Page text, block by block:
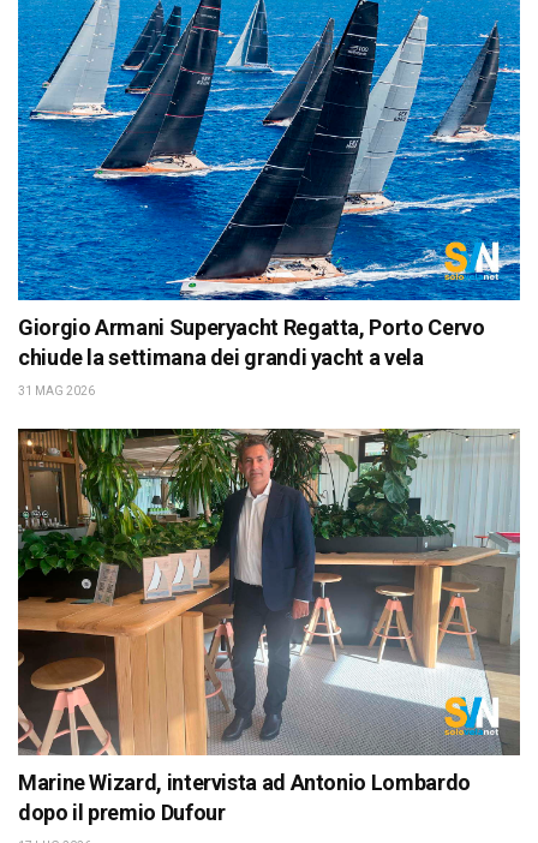
Giorgio Armani Superyacht Regatta, Porto Cervo
chiude la settimana dei grandi yacht a vela
31 MAG 2026
Marine Wizard, intervista ad Antonio Lombardo
dopo il premio Dufour